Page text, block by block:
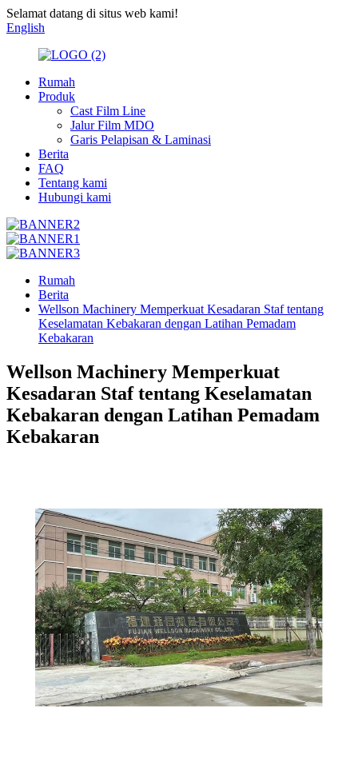
Selamat datang di situs web kami!
English
Rumah
Produk
Cast Film Line
Jalur Film MDO
Garis Pelapisan & Laminasi
Berita
FAQ
Tentang kami
Hubungi kami
Rumah
Berita
Wellson Machinery Memperkuat Kesadaran Staf tentang
Keselamatan Kebakaran dengan Latihan Pemadam
Kebakaran
Wellson Machinery Memperkuat
Kesadaran Staf tentang Keselamatan
Kebakaran dengan Latihan Pemadam
Kebakaran